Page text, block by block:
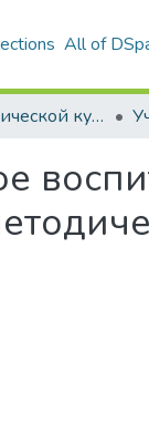
All of
Кафедра физической культуры